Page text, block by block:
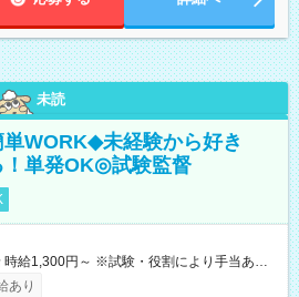
未読
WORK◆未経験から好き
！単発OK◎試験監督
給あり 【即給（前払い）オプションあ
あり